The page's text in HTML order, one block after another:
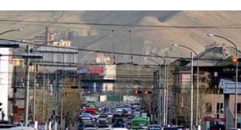
ТӨЛӨӨЛӨГЧИЙН ГАЗАРТ
ОРЛОГО ШИЛЖҮҮЛСЭН БОЛ 20